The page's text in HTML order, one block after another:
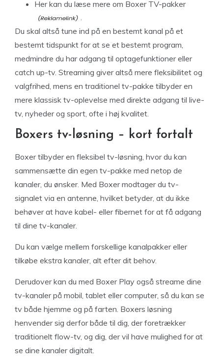
Her kan du læse mere om Boxer TV-pakker
Du skal altså tune ind på en bestemt kanal på et
bestemt tidspunkt for at se et bestemt program,
medmindre du har adgang til optagefunktioner eller
catch up-tv. Streaming giver altså mere fleksibilitet og
valgfrihed, mens en traditionel tv-pakke tilbyder en
mere klassisk tv-oplevelse med direkte adgang til live-
tv, nyheder og sport, ofte i høj kvalitet.
Boxers tv-løsning – kort fortalt
Boxer tilbyder en fleksibel tv-løsning, hvor du kan
sammensætte din egen tv-pakke med netop de
kanaler, du ønsker. Med Boxer modtager du tv-
signalet via en antenne, hvilket betyder, at du ikke
behøver at have kabel- eller fibernet for at få adgang
til dine tv-kanaler.
Du kan vælge mellem forskellige kanalpakker eller
tilkøbe ekstra kanaler, alt efter dit behov.
Derudover kan du med Boxer Play også streame dine
tv-kanaler på mobil, tablet eller computer, så du kan se
tv både hjemme og på farten. Boxers løsning
henvender sig derfor både til dig, der foretrækker
traditionelt flow-tv, og dig, der vil have mulighed for at
se dine kanaler digitalt.